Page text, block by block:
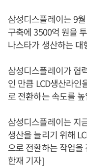
삼성디스플레이는 9
구축에 3500억 원을
나스타가 생산하는 대
삼성디스플레이가 협
인 만큼 LCD생산라인
로 전환하는 속도를
삼성디스플레이는 지
생산을 늘리기 위해
으로 전환하는 작업
한재 기자]